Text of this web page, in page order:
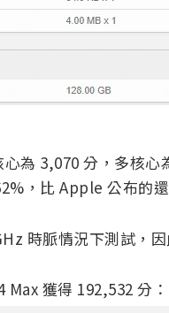
為 3,070 分，多核
，比 Apple 公布的還
時脈情況下測試，
Max 獲得 192,532 分：